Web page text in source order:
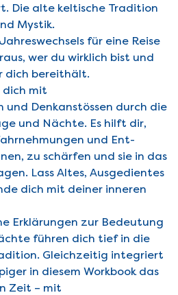
Die alte keltische Tradition
Mystik.
für eine Reise
wer du wirklich bist und
dich bereithält.
dich mit
und Denkanstössen durch die
und Nächte. Es hilft dir,
und Ent­
zu schärfen und sie in das
Lass Altes, Ausgedientes
dich mit deiner inneren
Erklärungen zur Bedeutung
führen dich tief in die
Gleichzeitig integriert
in diesem Workbook das
Zeit – mit